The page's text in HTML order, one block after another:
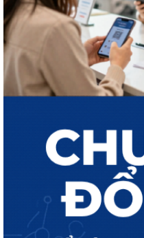
THÔNG BÁO Công khai kết
năm 2026
Công khai tình hình tiếp nhận